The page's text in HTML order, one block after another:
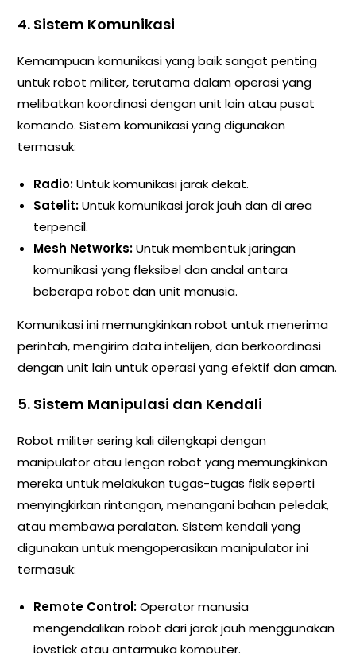
4. Sistem Komunikasi
Kemampuan komunikasi yang baik sangat penting
untuk robot militer, terutama dalam operasi yang
melibatkan koordinasi dengan unit lain atau pusat
komando. Sistem komunikasi yang digunakan
termasuk:
Radio:Untuk komunikasi jarak dekat.
Satelit:Untuk komunikasi jarak jauh dan di area
terpencil.
Mesh Networks:Untuk membentuk jaringan
komunikasi yang fleksibel dan andal antara
beberapa robot dan unit manusia.
Komunikasi ini memungkinkan robot untuk menerima
perintah, mengirim data intelijen, dan berkoordinasi
dengan unit lain untuk operasi yang efektif dan aman.
5. Sistem Manipulasi dan Kendali
Robot militer sering kali dilengkapi dengan
manipulator atau lengan robot yang memungkinkan
mereka untuk melakukan tugas-tugas fisik seperti
menyingkirkan rintangan, menangani bahan peledak,
atau membawa peralatan. Sistem kendali yang
digunakan untuk mengoperasikan manipulator ini
termasuk:
Remote Control:Operator manusia
mengendalikan robot dari jarak jauh menggunakan
joystick atau antarmuka komputer.